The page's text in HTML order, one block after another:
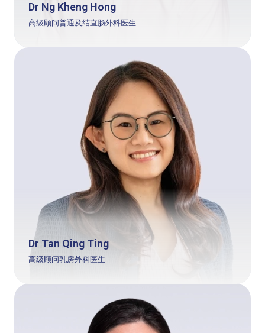
Dr Ng Kheng Hong
高级顾问普通及结直肠外科医生
Dr Tan Qing Ting
高级顾问乳房外科医生